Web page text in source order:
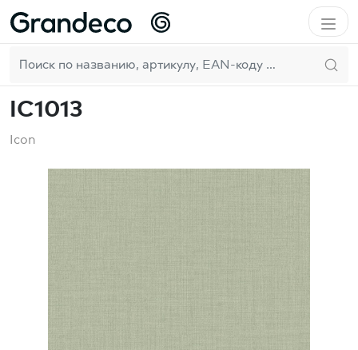
Домой WallFashion Icon
IC1013
Icon